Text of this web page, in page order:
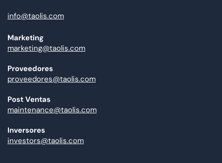
info@taolis.com
Marketing
marketing@taolis.com
Proveedores
proveedores@taolis.com
Post Ventas
maintenance@taolis.com
Inversores
investors@taolis.com